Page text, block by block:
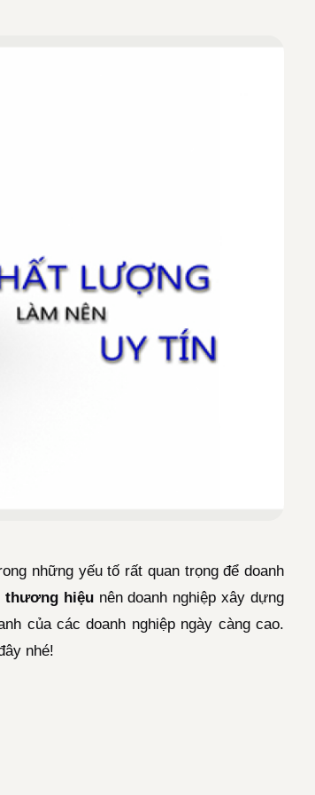
những yếu tố rất quan trọng để doanh
thương hiệu nên doanh nghiệp xây dựng
của các doanh nghiệp ngày càng cao.
nhé!